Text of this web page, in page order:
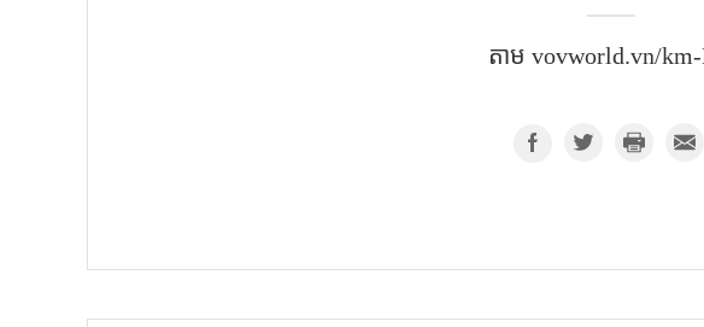
តាម​ vovworld.vn/